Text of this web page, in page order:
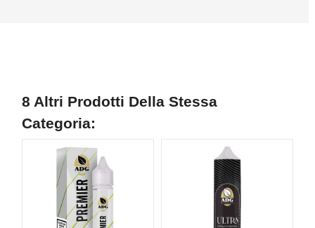
8 Altri Prodotti Della Stessa
Categoria: